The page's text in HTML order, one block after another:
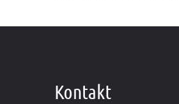
Kontakt